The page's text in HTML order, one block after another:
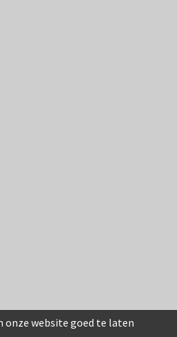
onze website goed te laten